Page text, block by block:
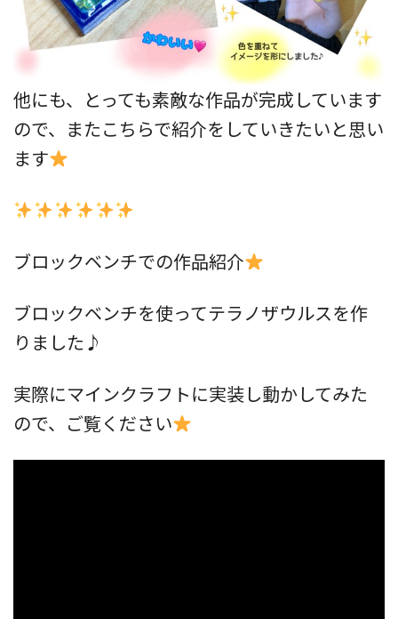
他にも、とっても素敵な作品が完成しています
ので、またこちらで紹介をしていきたいと思い
ます
ブロックベンチでの作品紹介
ブロックベンチを使ってテラノザウルスを作
りました♪
実際にマインクラフトに実装し動かしてみた
ので、ご覧ください